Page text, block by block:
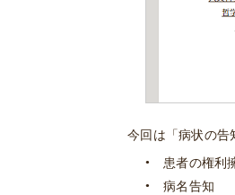
今回は「病状の告
患者の権利
病名告知